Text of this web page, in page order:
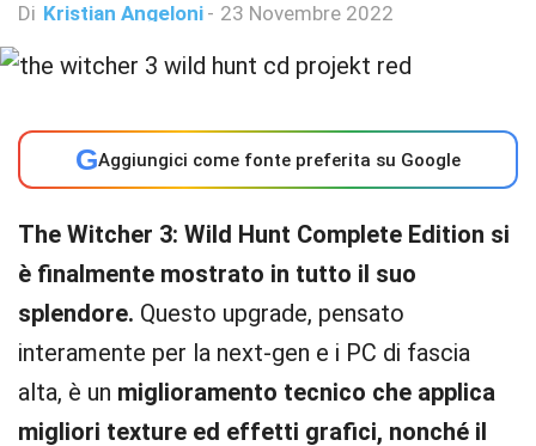
Di Kristian Angeloni - 23 Novembre 2022
GAggiungici come fonte preferita su Google
The Witcher 3: Wild Hunt Complete Edition si
è finalmente mostrato in tutto il suo
splendore. Questo upgrade, pensato
interamente per la next-gen e i PC di fascia
alta, è un miglioramento tecnico che applica
migliori texture ed effetti grafici, nonché il